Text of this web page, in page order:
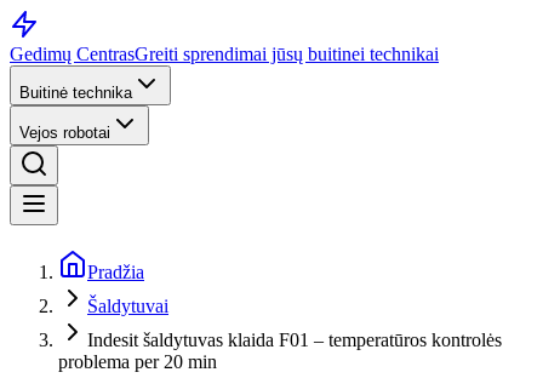
Gedimų CentrasGreiti sprendimai jūsų buitinei technikai
Buitinė technika
Vejos robotai
Pradžia
Šaldytuvai
Indesit šaldytuvas klaida F01 – temperatūros kontrolės
problema per 20 min